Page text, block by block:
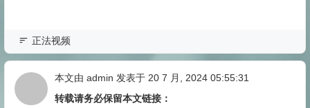
正法视频
本文由 admin 发表于 20 7 月, 2024 05:55:31
转载请务必保留本文链接：